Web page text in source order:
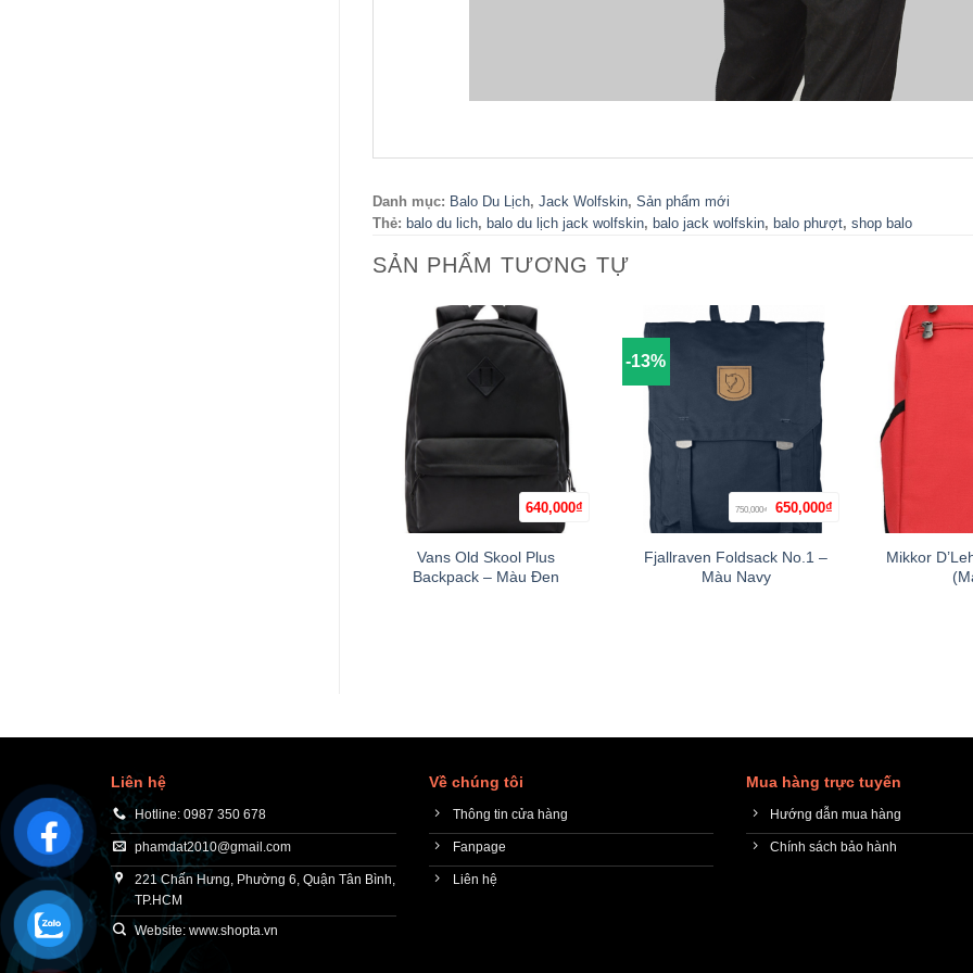
Danh mục: Balo Du Lịch, Jack Wolfskin, Sản phẩm mới
Thẻ: balo du lich, balo du lịch jack wolfskin, balo jack wolfskin, balo phượt, shop balo
SẢN PHẨM TƯƠNG TỰ
640,000₫
Vans Old Skool Plus
Backpack – Màu Đen
-13%
750,000₫
Giá
gốc
là:
650,000₫Giá
650,000₫.
Fjallraven Foldsack No.1 –
Màu Navy
Mikkor
Liên hệ
Hotline: 0987 350 678
phamdat2010@gmail.com
221 Chấn Hưng, Phường 6, Quận Tân Bình,
TP.HCM
Website: www.shopta.vn
Về chúng tôi
Thông tin cửa hàng
Fanpage
Liên hệ
Mua hàng trực tuyến
Hướng dẫn mua hàng
Chính sách bảo hành